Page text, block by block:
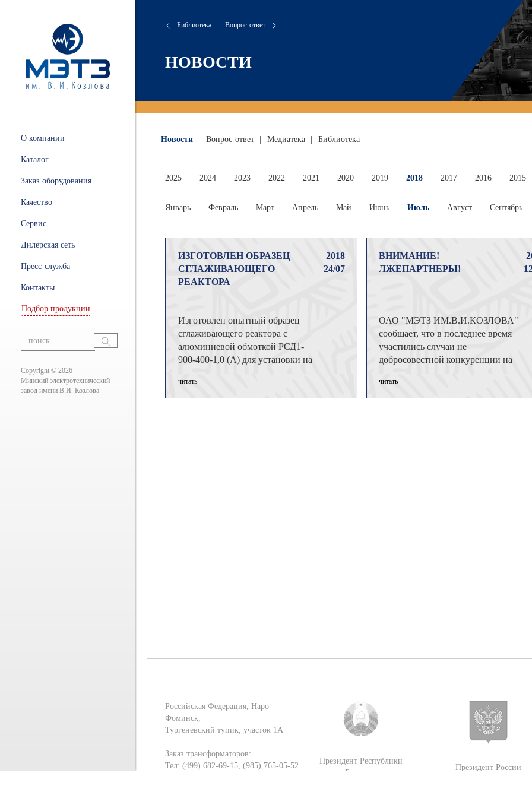
О компании
Каталог
Заказ оборудования
Качество
Сервис
Дилерская сеть
Пресс-служба
Контакты
Подбор продукции
Copyright © 2026
Минский электротехнический
завод имени В.И. Козлова
Библиотека Вопрос-ответ
НОВОСТИ
Новости Вопрос-ответ Медиатека Библиотека
2025 2024 2023 2022 2021 2020 2019 2018 2017 2016 2015
Январь Февраль Март Апрель Май Июнь Июль Август Сентябрь
ИЗГОТОВЛЕН ОБРАЗЕЦ
СГЛАЖИВАЮЩЕГО
РЕАКТОРА
2018
24/07
Изготовлен опытный образец
сглаживающего реактора с
алюминиевой обмоткой РСД1-
900-400-1,0 (А) для установки на
читать
ВНИМАНИЕ!
ЛЖЕПАРТНЕРЫ!
ОАО "МЭТЗ ИМ.В.И.КОЗЛОВА"
сообщает, что в последнее время
участились случаи не
добросовестной конкуренции на
предприятия путём ...
читать
Российская Федерация, Наро-
Фоминск,
Тургеневский тупик, участок 1А
Заказ трансформаторов:
Тел: (499) 682-69-15, (985) 765-05-52
Президент Республики
Беларусь
Президент России